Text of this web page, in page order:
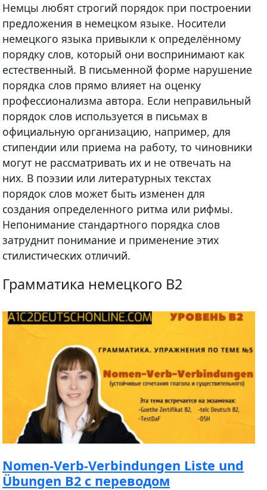
Немцы любят строгий порядок при построении
предложения в немецком языке. Носители
немецкого языка привыкли к определённому
порядку слов, который они воспринимают как
естественный. В письменной форме нарушение
порядка слов прямо влияет на оценку
профессионализма автора. Если неправильный
порядок слов используется в письмах в
официальную организацию, например, для
стипендии или приема на работу, то чиновники
могут не рассматривать их и не отвечать на
них. В поэзии или литературных текстах
порядок слов может быть изменен для
создания определенного ритма или рифмы.
Непонимание стандартного порядка слов
затруднит понимание и применение этих
стилистических отличий.
Грамматика немецкого B2
Nomen-Verb-Verbindungen Liste und
Übungen B2 с переводом